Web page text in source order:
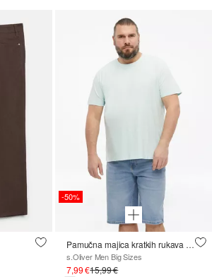
-50%
Pamučna majica kratkih rukava s logotipom
s.Oliver Men Big Sizes
7,99 €15,99 €